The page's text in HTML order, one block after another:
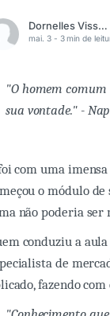
Dornelles Vissotto Junior
mai. 3 - 3 min de
"O homem comum
sua vontade." -
com uma
o módulo
não poderia ser
conduziu a
de
fazendo